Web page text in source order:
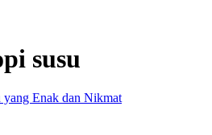
susu